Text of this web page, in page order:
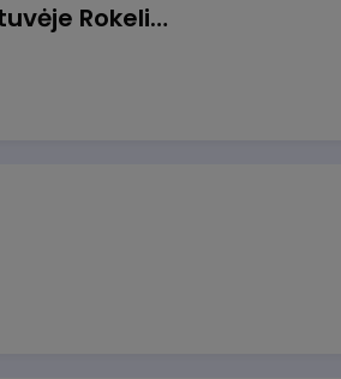
Pardavėjas (-a) naujoje parduotuvėje Rokeliuose (NEMOKAMAS TRANSPORTAS)